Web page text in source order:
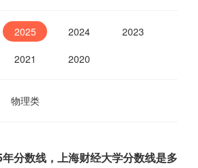
2025 2024
2023
2021 2020
物理类
分数线，上海财经大学分数线是多